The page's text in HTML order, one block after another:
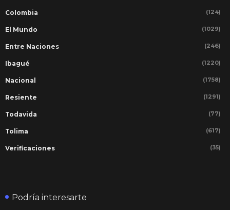
Colombia (124)
El Mundo (1029)
Entre Naciones (246)
Ibagué (1220)
Nacional (1758)
Resiente (1291)
Todavida (77)
Tolima (617)
Verificaciones (35)
Podría interesarte